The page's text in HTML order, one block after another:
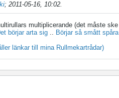
; 2011-05-16, 10:02.
multiplicerande (det måste
börjar arta sig .. Börjar så smått
länkar till mina Rullmekartrådar)